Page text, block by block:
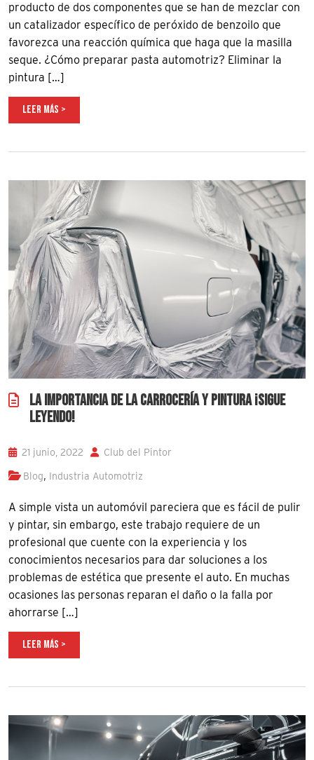
producto de dos componentes que se han de mezclar con
un catalizador específico de peróxido de benzoilo que
favorezca una reacción química que haga que la masilla
seque. ¿Cómo preparar pasta automotriz? Eliminar la
pintura […]
LEER MÁS >
LA IMPORTANCIA DE LA CARROCERÍA Y PINTURA ¡SIGUE
LEYENDO!
21 junio, 2022 Club del Pintor
Blog, Industria Automotriz
A simple vista un automóvil pareciera que es fácil de pulir
y pintar, sin embargo, este trabajo requiere de un
profesional que cuente con la experiencia y los
conocimientos necesarios para dar soluciones a los
problemas de estética que presente el auto. En muchas
ocasiones las personas reparan el daño o la falla por
ahorrarse […]
LEER MÁS >